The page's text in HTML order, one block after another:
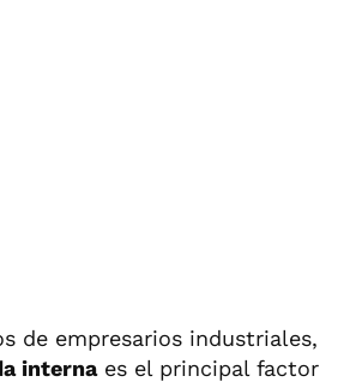
de empresarios industriales,
internaes el principal factor